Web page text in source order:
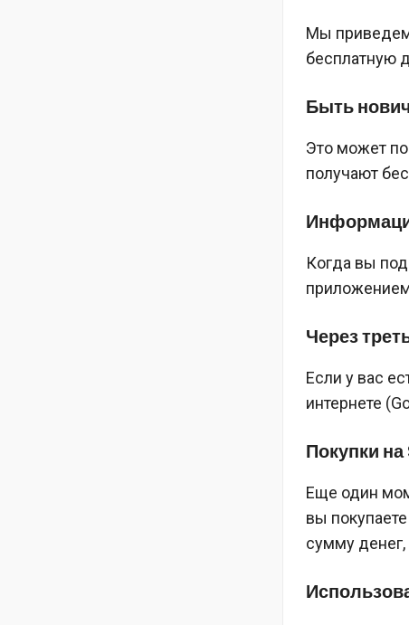
Мы приведем
бесплатную
Быть
Это может
получают
Когда вы
Через
Если у вас
интернете
Покупки
Еще один
вы
сумму